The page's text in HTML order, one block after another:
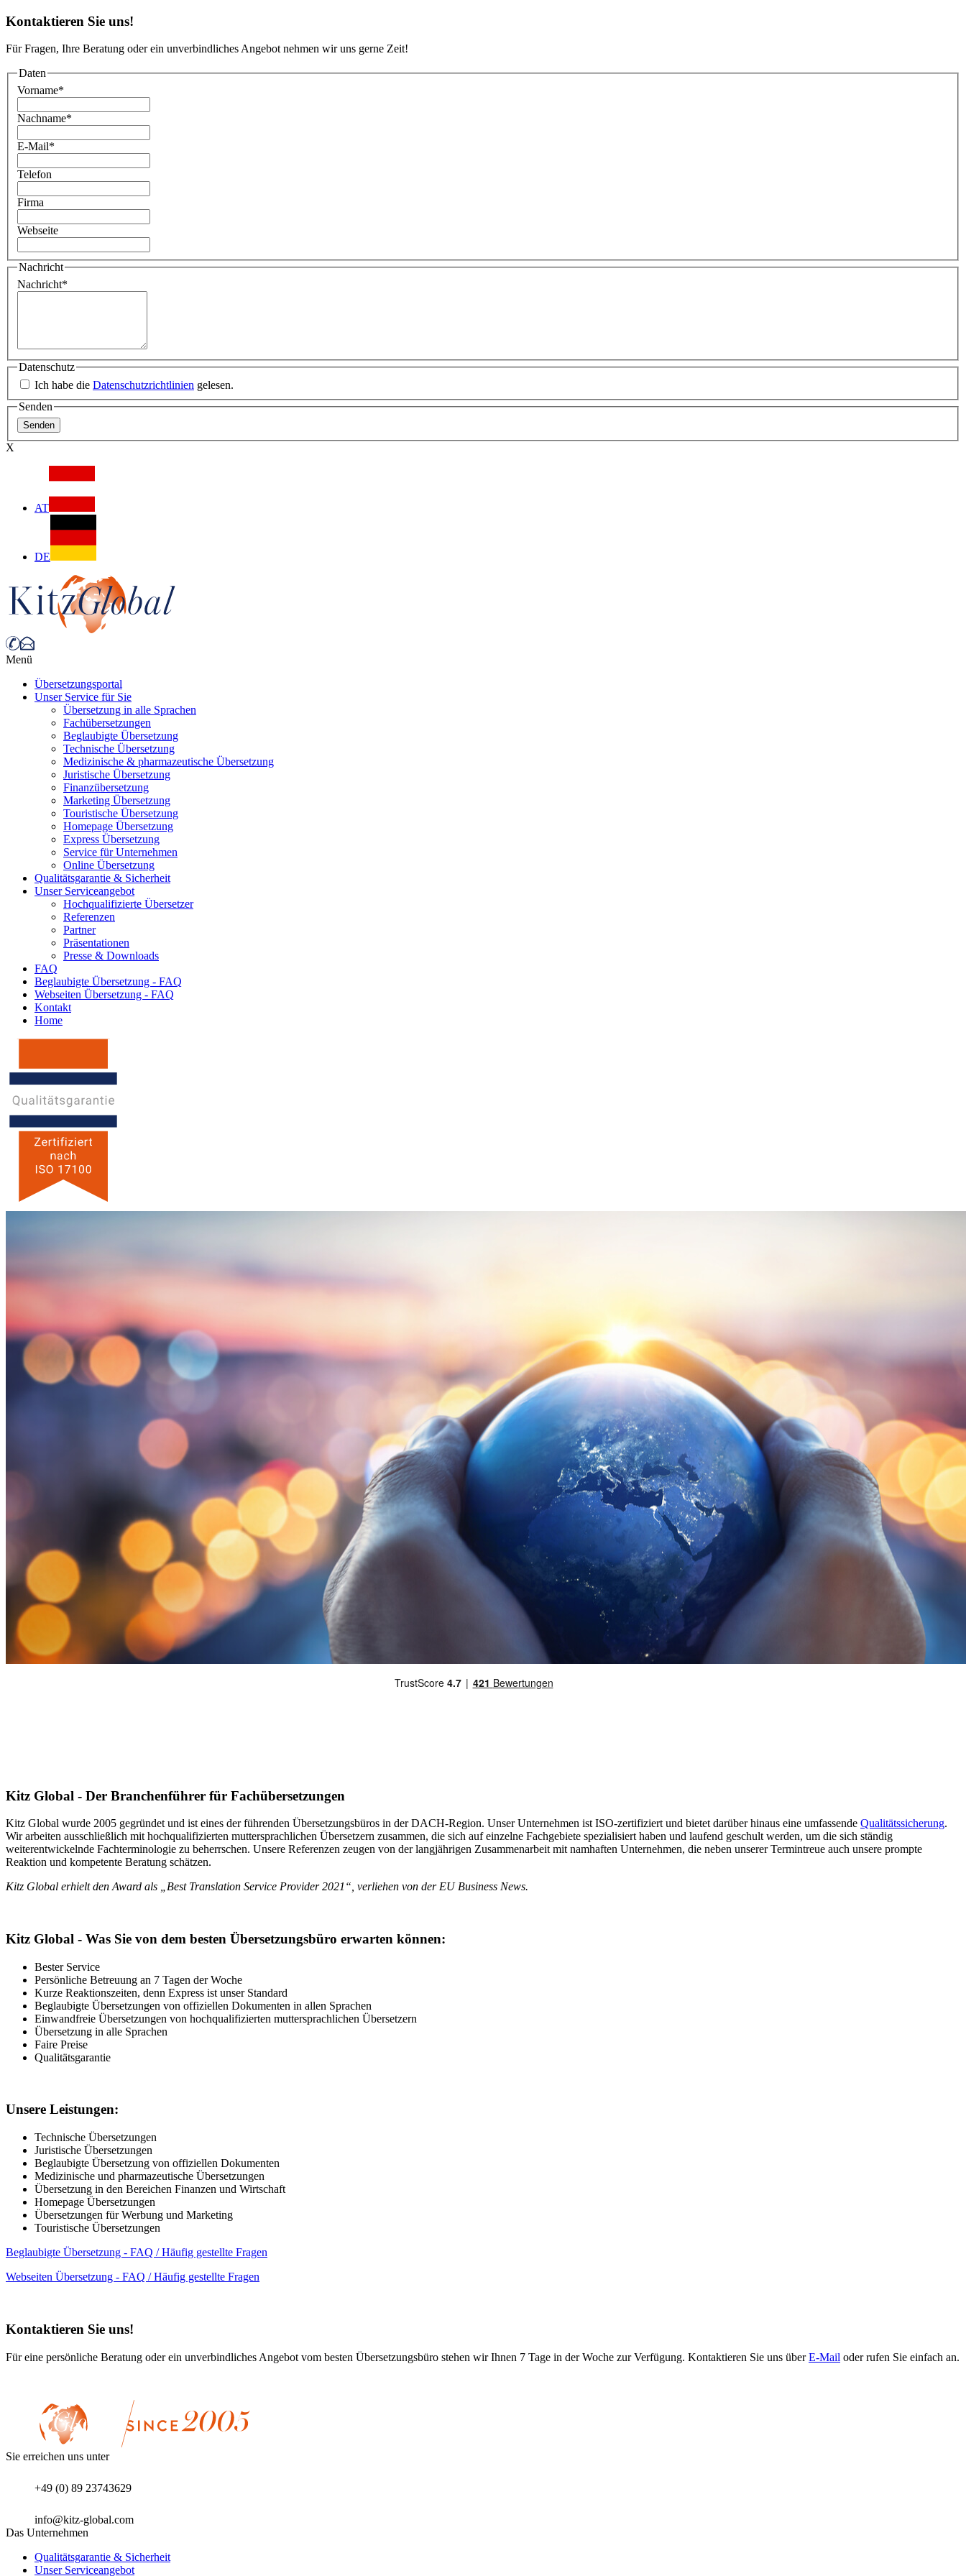
Kontaktieren Sie uns!
Für Fragen, Ihre Beratung oder ein unverbindliches Angebot nehmen wir uns gerne Zeit!
Daten
Vorname*
Nachname*
E-Mail*
Telefon
Firma
Webseite
Nachricht
Nachricht*
Datenschutz
Ich habe die Datenschutzrichtlinien gelesen.
Senden
X
AT
DE
Menü
Übersetzungsportal
Unser Service für Sie
Übersetzung in alle Sprachen
Fachübersetzungen
Beglaubigte Übersetzung
Technische Übersetzung
Medizinische & pharmazeutische Übersetzung
Juristische Übersetzung
Finanzübersetzung
Marketing Übersetzung
Touristische Übersetzung
Homepage Übersetzung
Express Übersetzung
Service für Unternehmen
Online Übersetzung
Qualitätsgarantie & Sicherheit
Unser Serviceangebot
Hochqualifizierte Übersetzer
Referenzen
Partner
Präsentationen
Presse & Downloads
FAQ
Beglaubigte Übersetzung - FAQ
Webseiten Übersetzung - FAQ
Kontakt
Home
Kitz Global - Der Branchenführer für Fachübersetzungen
Kitz Global wurde 2005 gegründet und ist eines der führenden Übersetzungsbüros in der DACH-Region. Unser Unternehmen ist ISO-zertifiziert und bietet darüber hinaus eine umfassende Qualitätssicherung.
Wir arbeiten ausschließlich mit hochqualifizierten muttersprachlichen Übersetzern zusammen, die sich auf einzelne Fachgebiete spezialisiert haben und laufend geschult werden, um die sich ständig
weiterentwickelnde Fachterminologie zu beherrschen. Unsere Referenzen zeugen von der langjährigen Zusammenarbeit mit namhaften Unternehmen, die neben unserer Termintreue auch unsere prompte
Reaktion und kompetente Beratung schätzen.
Kitz Global erhielt den Award als „Best Translation Service Provider 2021“, verliehen von der EU Business News.
Kitz Global - Was Sie von dem besten Übersetzungsbüro erwarten können:
Bester Service
Persönliche Betreuung an 7 Tagen der Woche
Kurze Reaktionszeiten, denn Express ist unser Standard
Beglaubigte Übersetzungen von offiziellen Dokumenten in allen Sprachen
Einwandfreie Übersetzungen von hochqualifizierten muttersprachlichen Übersetzern
Übersetzung in alle Sprachen
Faire Preise
Qualitätsgarantie
Unsere Leistungen:
Technische Übersetzungen
Juristische Übersetzungen
Beglaubigte Übersetzung von offiziellen Dokumenten
Medizinische und pharmazeutische Übersetzungen
Übersetzung in den Bereichen Finanzen und Wirtschaft
Homepage Übersetzungen
Übersetzungen für Werbung und Marketing
Touristische Übersetzungen
Beglaubigte Übersetzung - FAQ / Häufig gestellte Fragen
Webseiten Übersetzung - FAQ / Häufig gestellte Fragen
Kontaktieren Sie uns!
Für eine persönliche Beratung oder ein unverbindliches Angebot vom besten Übersetzungsbüro stehen wir Ihnen 7 Tage in der Woche zur Verfügung. Kontaktieren Sie uns überE-Mail oder rufen Sie einfach an.
Sie erreichen uns unter
+49 (0) 89 23743629
info@kitz-global.com
Das Unternehmen
Qualitätsgarantie & Sicherheit
Unser Serviceangebot